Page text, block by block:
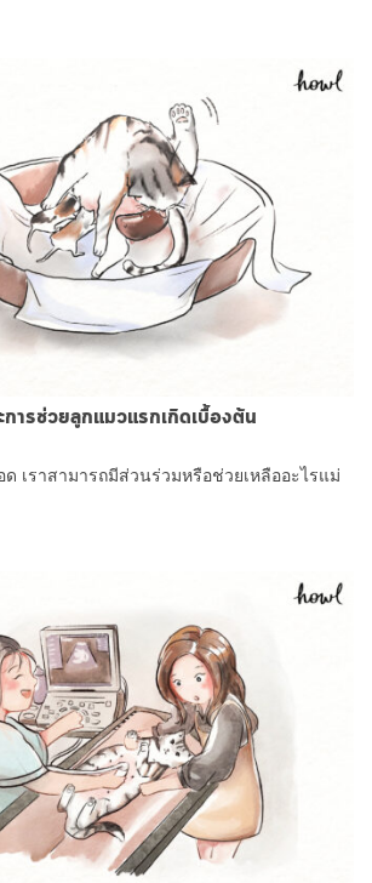
การช่วยลูกแมวแรกเกิดเบื้องต้น
เราสามารถมีส่วนร่วมหรือช่วยเหลืออะไรแม่